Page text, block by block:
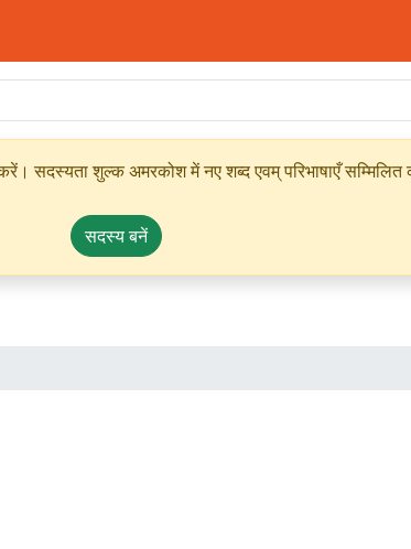
सदस्यता शुल्क अमरकोश में नए शब्द एवम् परिभाषाएँ
सदस्य बनें